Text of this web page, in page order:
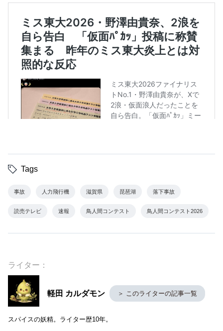
Tags
事故 人力飛行機 滋賀県 琵琶湖 落下事故
読売テレビ 速報 鳥人間コンテスト 鳥人間コンテスト2026
ライター：
軽田 カルダモン ＞ このライターの記事一覧
スパイスの妖精。ライター歴10年。